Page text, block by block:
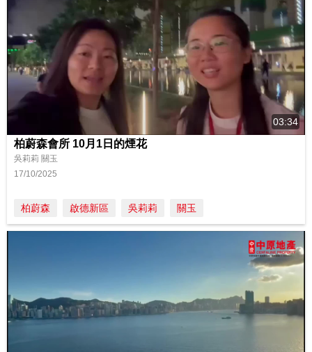
03:34
柏蔚森會所 10月1日的煙花
吳莉莉 關玉
17/10/2025
柏蔚森 啟德新區 吳莉莉 關玉